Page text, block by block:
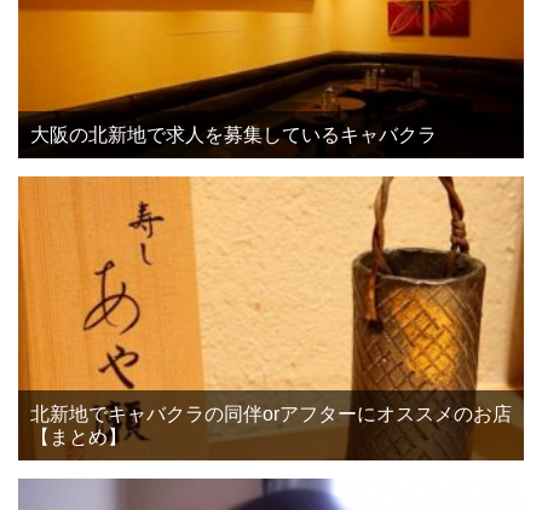
大阪の北新地で求人を募集しているキャバクラ
北新地でキャバクラの同伴orアフターにオススメのお店
【まとめ】